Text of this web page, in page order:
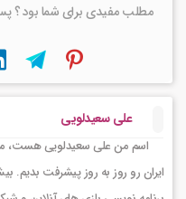
مطلب مفیدی برای شما بود ؟
علی سعیدلویی
اسم من علی سعیدلویی هست، من
ایران رو روز به روز پیشرفت